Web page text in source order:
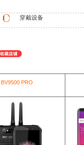
穿戴设备
BV9500 PRO